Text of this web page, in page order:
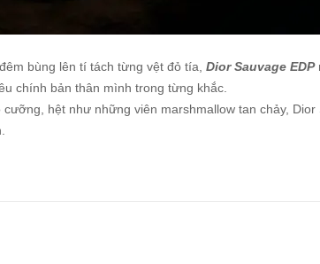
bùng lên tí tách từng vệt đỏ tía, Dior Sauvage EDP
chính bản thân mình trong từng khắc.
hệt như những viên marshmallow tan chảy,